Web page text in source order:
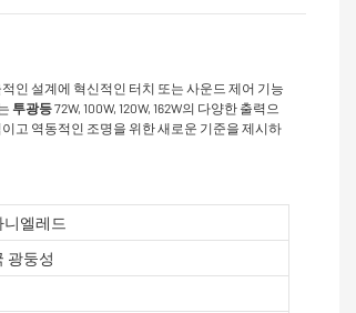
인 설계에 혁신적인 터치 또는 사운드 제어 기능
투광등72W, 100W, 120W, 162W의 다양한 출력으
고 역동적인 조명을 위한 새로운 기준을 제시하
니엘레드
광둥성